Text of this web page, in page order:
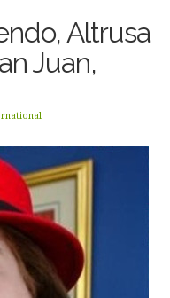
Altrusa
Juan,